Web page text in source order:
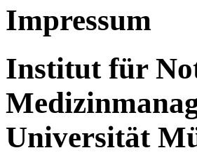
Impressum
Institut für
Universität